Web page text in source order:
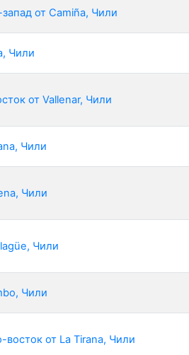
от Camiña, Чили
Чили
от Vallenar, Чили
Чили
Чили
Чили
Чили
от La Tirana, Чили